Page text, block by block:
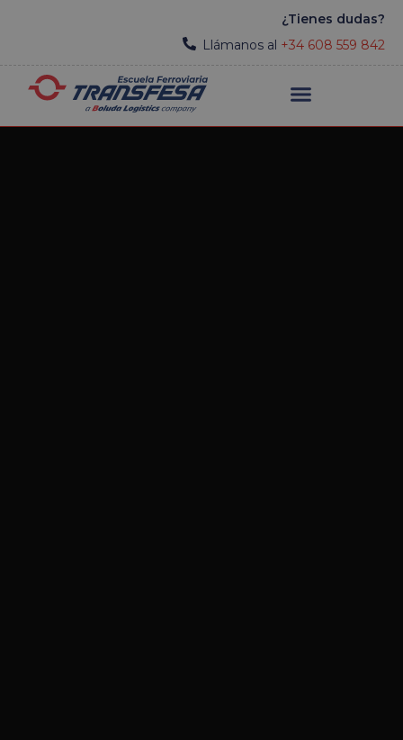
¿Tienes dudas?
Llámanos al +34 608 559 842